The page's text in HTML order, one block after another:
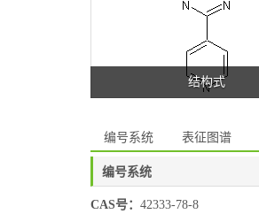
结构式
编号系统 表征图谱
编号系统
CAS号： 42333-78-8